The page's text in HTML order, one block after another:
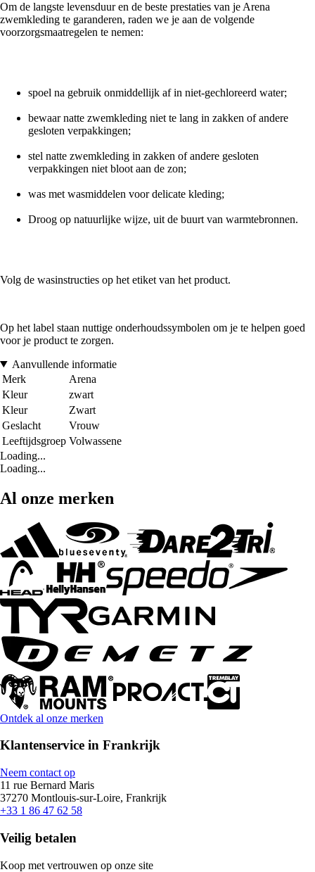
Om de langste levensduur en de beste prestaties van je Arena
zwemkleding te garanderen, raden we je aan de volgende
voorzorgsmaatregelen te nemen:
spoel na gebruik onmiddellijk af in niet-gechloreerd water;
bewaar natte zwemkleding niet te lang in zakken of andere
gesloten verpakkingen;
stel natte zwemkleding in zakken of andere gesloten
verpakkingen niet bloot aan de zon;
was met wasmiddelen voor delicate kleding;
Droog op natuurlijke wijze, uit de buurt van warmtebronnen.
Volg de wasinstructies op het etiket van het product.
Op het label staan nuttige onderhoudssymbolen om je te helpen goed
voor je product te zorgen.
Aanvullende informatie
Merk
Arena
Kleur
zwart
Kleur
Zwart
Geslacht
Vrouw
Leeftijdsgroep Volwassene
Loading...
Loading...
Al onze merken
Ontdek al onze merken
Klantenservice in Frankrijk
Neem contact op
11 rue Bernard Maris
37270 Montlouis-sur-Loire, Frankrijk
+33 1 86 47 62 58
Veilig betalen
Koop met vertrouwen op onze site